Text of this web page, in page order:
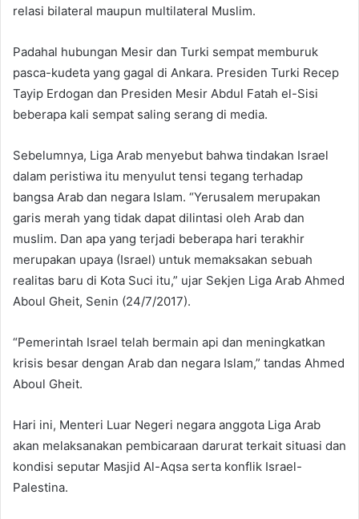
relasi bilateral maupun multilateral Muslim.
Padahal hubungan Mesir dan Turki sempat memburuk
pasca-kudeta yang gagal di Ankara. Presiden Turki Recep
Tayip Erdogan dan Presiden Mesir Abdul Fatah el-Sisi
beberapa kali sempat saling serang di media.
Sebelumnya, Liga Arab menyebut bahwa tindakan Israel
dalam peristiwa itu menyulut tensi tegang terhadap
bangsa Arab dan negara Islam. “Yerusalem merupakan
garis merah yang tidak dapat dilintasi oleh Arab dan
muslim. Dan apa yang terjadi beberapa hari terakhir
merupakan upaya (Israel) untuk memaksakan sebuah
realitas baru di Kota Suci itu,” ujar Sekjen Liga Arab Ahmed
Aboul Gheit, Senin (24/7/2017).
“Pemerintah Israel telah bermain api dan meningkatkan
krisis besar dengan Arab dan negara Islam,” tandas Ahmed
Aboul Gheit.
Hari ini, Menteri Luar Negeri negara anggota Liga Arab
akan melaksanakan pembicaraan darurat terkait situasi dan
kondisi seputar Masjid Al-Aqsa serta konflik Israel-
Palestina.